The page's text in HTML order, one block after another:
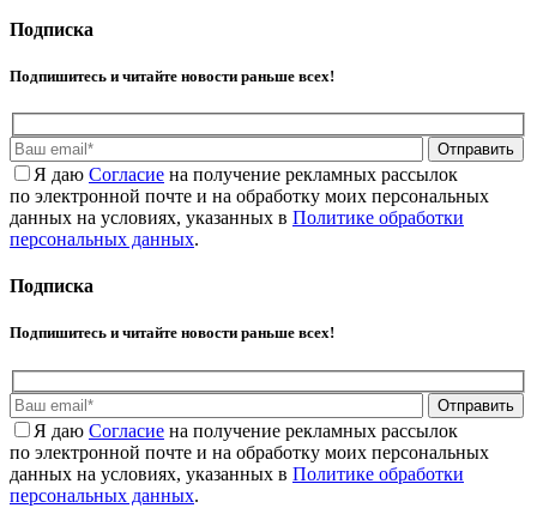
Подписка
Подпишитесь и читайте новости раньше всех!
Отправить
Я даю Cогласие на получение рекламных рассылок
по электронной почте и на обработку моих персональных
данных на условиях, указанных в Политике обработки
персональных данных.
Подписка
Подпишитесь и читайте новости раньше всех!
Отправить
Я даю Cогласие на получение рекламных рассылок
по электронной почте и на обработку моих персональных
данных на условиях, указанных в Политике обработки
персональных данных.